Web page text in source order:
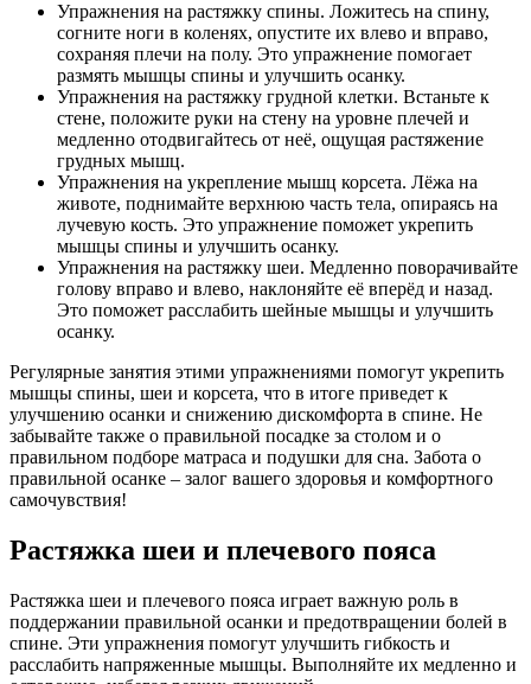
Упражнения на растяжку спины. Ложитесь на спину,
согните ноги в коленях, опустите их влево и вправо,
сохраняя плечи на полу. Это упражнение помогает
размять мышцы спины и улучшить осанку.
Упражнения на растяжку грудной клетки. Встаньте к
стене, положите руки на стену на уровне плечей и
медленно отодвигайтесь от неё, ощущая растяжение
грудных мышц.
Упражнения на укрепление мышц корсета. Лёжа на
животе, поднимайте верхнюю часть тела, опираясь на
лучевую кость. Это упражнение поможет укрепить
мышцы спины и улучшить осанку.
Упражнения на растяжку шеи. Медленно поворачивайте
голову вправо и влево, наклоняйте её вперёд и назад.
Это поможет расслабить шейные мышцы и улучшить
осанку.
Регулярные занятия этими упражнениями помогут укрепить
мышцы спины, шеи и корсета, что в итоге приведет к
улучшению осанки и снижению дискомфорта в спине. Не
забывайте также о правильной посадке за столом и о
правильном подборе матраса и подушки для сна. Забота о
правильной осанке – залог вашего здоровья и комфортного
самочувствия!
Растяжка шеи и плечевого пояса
Растяжка шеи и плечевого пояса играет важную роль в
поддержании правильной осанки и предотвращении болей в
спине. Эти упражнения помогут улучшить гибкость и
расслабить напряженные мышцы. Выполняйте их медленно и